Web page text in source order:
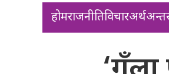
होमराजनीतिविचारअर्थ